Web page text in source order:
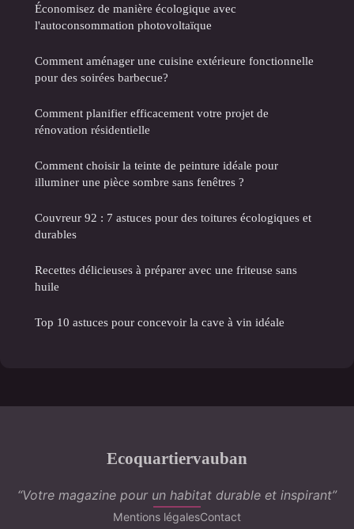
Économisez de manière écologique avec
l'autoconsommation photovoltaïque
Comment aménager une cuisine extérieure fonctionnelle
pour des soirées barbecue?
Comment planifier efficacement votre projet de
rénovation résidentielle
Comment choisir la teinte de peinture idéale pour
illuminer une pièce sombre sans fenêtres ?
Couvreur 92 : 7 astuces pour des toitures écologiques et
durables
Recettes délicieuses à préparer avec une friteuse sans
huile
Top 10 astuces pour concevoir la cave à vin idéale
Ecoquartiervauban
“Votre magazine pour un habitat durable et inspirant”
Mentions légalesContact